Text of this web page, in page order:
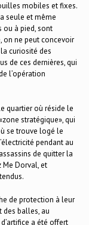
mobiles et fixes.
seule et même
ou à pied, sont
on ne peut concevoir
curiosité des
de ces dernières, qui
l’opération
quartier où réside le
stratégique», qui
se trouve logé le
pendant au
de quitter la
Me Dorval, et
de protection à leur
des balles, au
a été offert